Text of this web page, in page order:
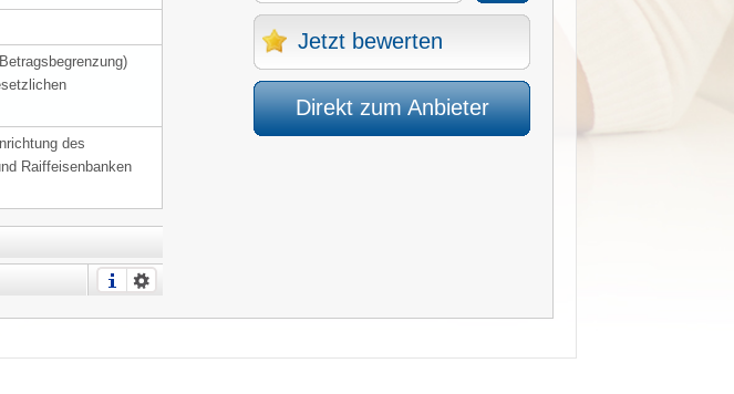
des
Raiffeisenbanken
Jetzt bewerten
Direkt zum Anbieter